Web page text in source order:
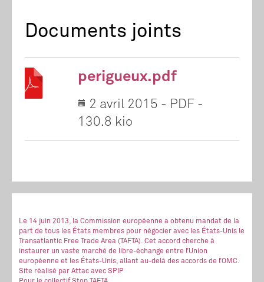
Documents joints
perigueux.pdf
2 avril 2015 - PDF -
130.8 kio
Le 14 juin 2013, la Commission européenne a obtenu mandat de la
part de tous les États membres pour négocier avec les États-Unis le
Transatlantic Free Trade Area (TAFTA). Cet accord cherche à
instaurer un vaste marché de libre-échange entre l’Union
européenne et les États-Unis, allant au-delà des accords de l’OMC.
Site réalisé par Attac avec SPIP